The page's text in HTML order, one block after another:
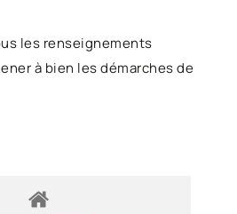
les renseignements
à bien les démarches de